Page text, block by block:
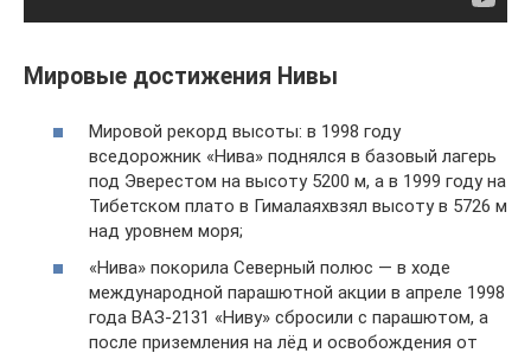
Мировые достижения Нивы
Мировой рекорд высоты: в 1998 году
вседорожник «Нива» поднялся в базовый лагерь
под Эверестом на высоту 5200 м, а в 1999 году на
Тибетском плато в Гималаяхвзял высоту в 5726 м
над уровнем моря;
«Нива» покорила Северный полюс — в ходе
международной парашютной акции в апреле 1998
года ВАЗ-2131 «Ниву» сбросили c парашютом, а
после приземления на лёд и освобождения от